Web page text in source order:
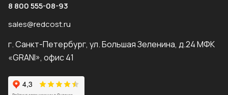
8 800 555-08-93
sales@redcost.ru
г. Санкт-Петербург, ул. Большая Зеленина, д.24 МФК
«GRANI», офис 41